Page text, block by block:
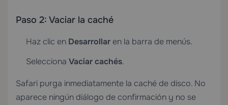
Paso 2: Vaciar la caché
Haz clic en Desarrollar en la barra de menús.
Selecciona Vaciar cachés.
Safari purga inmediatamente la caché de disco. No
aparece ningún diálogo de confirmación y no se